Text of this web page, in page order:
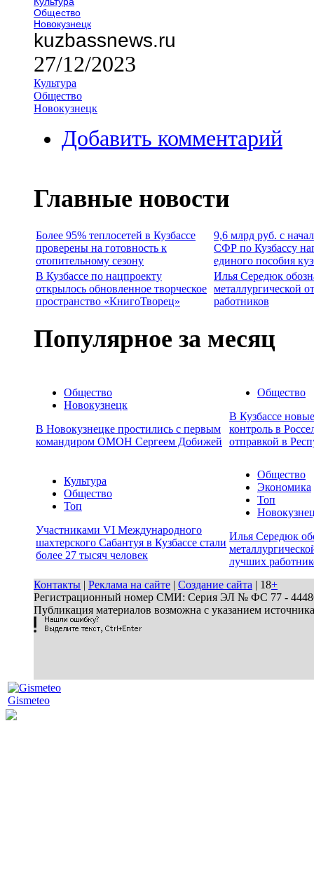
Общество
Новокузнецк
kuzbassnews.ru
27/12/2023
Культура
Общество
Новокузнецк
Добавить комментарий
Главные новости
Более 95% теплосетей в Кузбассе
проверены на готовность к
отопительному сезону
9,6 млрд руб. с
СФР по Кузбассу
единого пособия
В Кузбассе по нацпроекту
открылось обновленное творческое
пространство «КнигоТворец»
Илья Середюк
металлургической
работников
Популярное за месяц
Общество
Новокузнецк
В Новокузнецке простились с первым
командиром ОМОН Сергеем Добижей
Общество
В Кузбассе
контроль в
отправкой в
Культура
Общество
Топ
Участниками VI Международного
шахтерского Сабантуя в Кузбассе стали
более 27 тысяч человек
Общество
Экономика
Топ
Илья Середюк
лучших
Контакты | Реклама на сайте | Создание сайта | 18+
Регистрационный номер СМИ: Серия ЭЛ № ФС 77 - 44486
Публикация материалов возможна с указанием
Gismeteo